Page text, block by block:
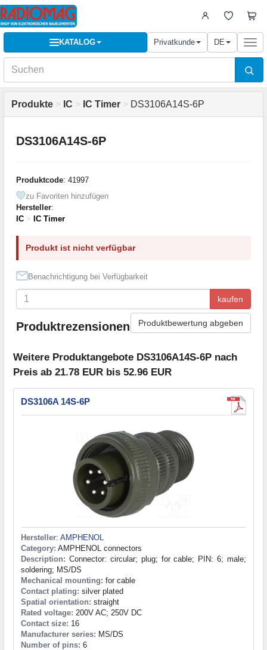
KATALOG Privatkunde DE
Produkte > IC > IC Timer > DS3106A14S-6P
DS3106A14S-6P
Produktcode: 41997
zu Favoriten hinzufügen
Hersteller:
IC > IC Timer
Produkt ist nicht verfügbar
Benachrichtigung bei Verfügbarkeit
kaufen
Produktrezensionen Produktbewertung abgeben
Weitere Produktangebote DS3106A14S-6P nach
Preis ab 21.78 EUR bis 52.96 EUR
DS3106A 14S-6P
Hersteller: AMPHENOL
Category: AMPHENOL connectors
Description: Connector: circular; plug; for cable; PIN: 6; male;
soldering; MS/DS
Mechanical mounting: for cable
Contact plating: silver plated
Spatial orientation: straight
Rated voltage: 200V AC; 250V DC
Contact size: 16
Manufacturer series: MS/DS
Number of pins: 6